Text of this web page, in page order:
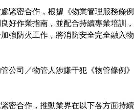
緊密合作，根據《物業管理服務條
好作業指南，並配合持續專業培訓
強防火工作，將消防安全完全融入
公司／物管人涉嫌干犯《物管條例
密合作，推動業界在以下各方面持